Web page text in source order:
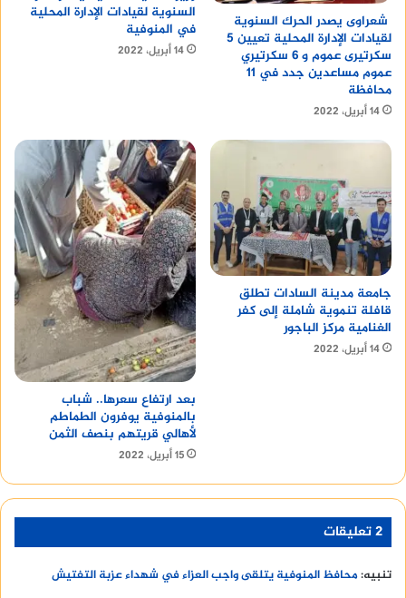
شعراوى يصدر الحرك السنوية
لقيادات الإدارة المحلية تعيين 5
سكرتيرى عموم و 6 سكرتيري
عموم مساعدين جدد في 11
محافظة
14 أبريل، 2022
السنوية لقيادات الإدارة المحلية
في المنوفية
14 أبريل، 2022
جامعة مدينة السادات تطلق
قافلة تنموية شاملة إلى كفر
الغنامية مركز الباجور
14 أبريل، 2022
بعد ارتفاع سعرها.. شباب
بالمنوفية يوفرون الطماطم
لأهالي قريتهم بنصف الثمن
15 أبريل، 2022
‫2 تعليقات
تنبيه:محافظ المنوفية يتلقى واجب العزاء في شهداء عزبة التفتيش